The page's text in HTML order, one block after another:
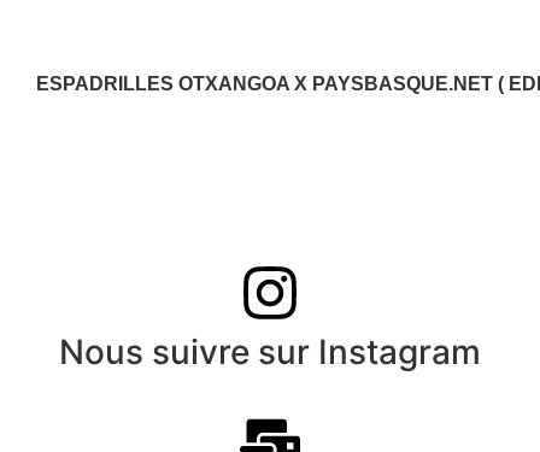
ESPADRILLES OTXANGOA X PAYSBASQUE.NET (
Nous suivre sur Instagram